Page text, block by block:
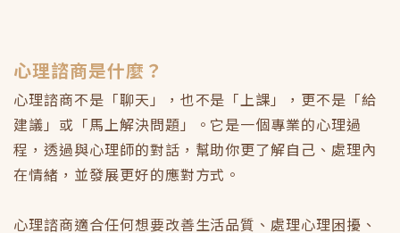
心理諮商是什麼？
心理諮商不是「聊天」，也不是「上課」，更不是「給
建議」或「馬上解決問題」。它是一個專業的心理過
程，透過與心理師的對話，幫助你更了解自己、處理內
在情緒，並發展更好的應對方式。
心理諮商適合任何想要改善生活品質、處理心理困擾、